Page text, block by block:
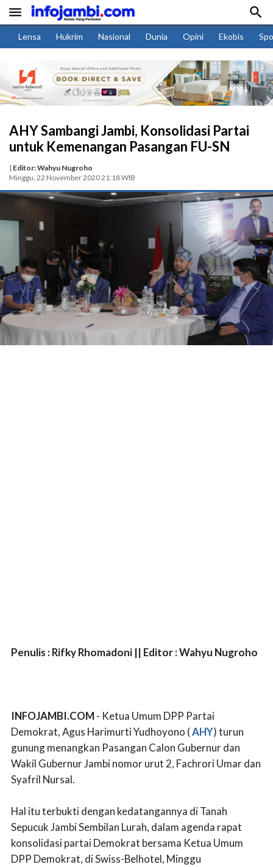
 
Lensa Hukrim Nasional Dunia Opini Ekobis
AHY Sambangi Jambi, Konsolidasi Partai
untuk Kemenangan Pasangan FU-SN
| Editor: Wahyu Nugroho
Minggu, 22 November 2020 21:18 WIB
Penulis : Rifky Rhomadoni || Editor : Wahyu Nugroho
INFOJAMBI.COM- Ketua Umum DPP Partai
Demokrat, Agus Harimurti Yudhoyono (AHY) turun
gunung menangkan Pasangan Calon Gubernur dan
Wakil Gubernur Jambi nomor urut 2, Fachrori Umar dan
Syafril Nursal.
Hal itu terbukti dengan kedatangannya di Tanah
Sepucuk Jambi Sembilan Lurah, dalam agenda rapat
konsolidasi partai Demokrat bersama Ketua Umum
DPP Demokrat, di Swiss-Belhotel, Minggu